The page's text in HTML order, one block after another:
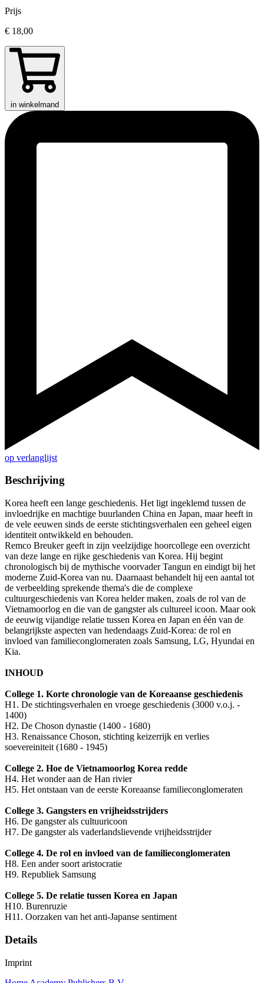
Prijs
€ 18,00
in winkelmand
op verlanglijst
Beschrijving
Korea heeft een lange geschiedenis. Het ligt ingeklemd tussen de
invloedrijke en machtige buurlanden China en Japan, maar heeft in
de vele eeuwen sinds de eerste stichtingsverhalen een geheel eigen
identiteit ontwikkeld en behouden.
Remco Breuker geeft in zijn veelzijdige hoorcollege een overzicht
van deze lange en rijke geschiedenis van Korea. Hij begint
chronologisch bij de mythische voorvader Tangun en eindigt bij het
moderne Zuid-Korea van nu. Daarnaast behandelt hij een aantal tot
de verbeelding sprekende thema's die de complexe
cultuurgeschiedenis van Korea helder maken, zoals de rol van de
Vietnamoorlog en die van de gangster als cultureel icoon. Maar ook
de eeuwig vijandige relatie tussen Korea en Japan en één van de
belangrijkste aspecten van hedendaags Zuid-Korea: de rol en
invloed van familieconglomeraten zoals Samsung, LG, Hyundai en
Kia.
INHOUD
College 1. Korte chronologie van de Koreaanse geschiedenis
H1. De stichtingsverhalen en vroege geschiedenis (3000 v.o.j. -
1400)
H2. De Choson dynastie (1400 - 1680)
H3. Renaissance Choson, stichting keizerrijk en verlies
soevereiniteit (1680 - 1945)
College 2. Hoe de Vietnamoorlog Korea redde
H4. Het wonder aan de Han rivier
H5. Het ontstaan van de eerste Koreaanse familieconglomeraten
College 3. Gangsters en vrijheidsstrijders
H6. De gangster als cultuuricoon
H7. De gangster als vaderlandslievende vrijheidsstrijder
College 4. De rol en invloed van de familieconglomeraten
H8. Een ander soort aristocratie
H9. Republiek Samsung
College 5. De relatie tussen Korea en Japan
H10. Burenruzie
H11. Oorzaken van het anti-Japanse sentiment
Details
Imprint